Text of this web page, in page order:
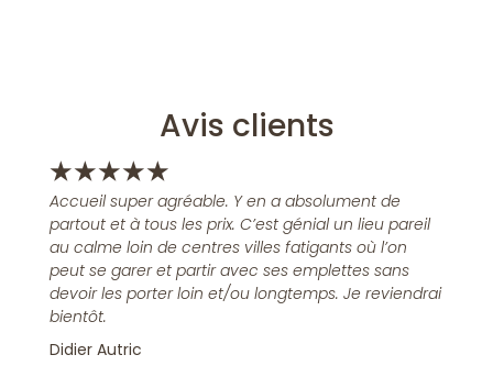
Avis clients
★★★★★
Accueil super agréable. Y en a absolument de
partout et à tous les prix. C’est génial un lieu pareil
au calme loin de centres villes fatigants où l’on
peut se garer et partir avec ses emplettes sans
devoir les porter loin et/ou longtemps. Je reviendrai
bientôt.
Didier Autric